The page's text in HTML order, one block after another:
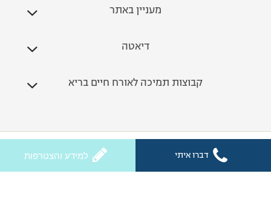
מעניין באתר
דיאטה
קבוצות תמיכה לאורח חיים בריא
כל הזכויות שמורות לחלי ממן 2026
דברו איתי
למידע והצטרפות